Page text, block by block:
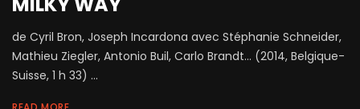
de Cyril Bron, Joseph Incardona avec Stéphanie Schneider,
Mathieu Ziegler, Antonio Buil, Carlo Brandt... (2014, Belgique-
Suisse, 1 h 33) ...